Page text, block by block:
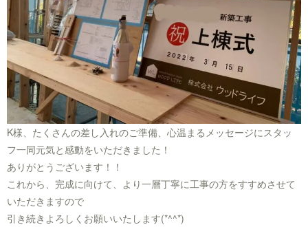
K様、たくさんの差し入れのご準備、心温まるメッセージにスタッ
フ一同元気と感動をいただきました！
ありがとうございます！！
これから、完成に向けて、より一層丁寧に工事の方をすすめさせて
いただきますので
引き続きよろしくお願いいたします(*^^*)